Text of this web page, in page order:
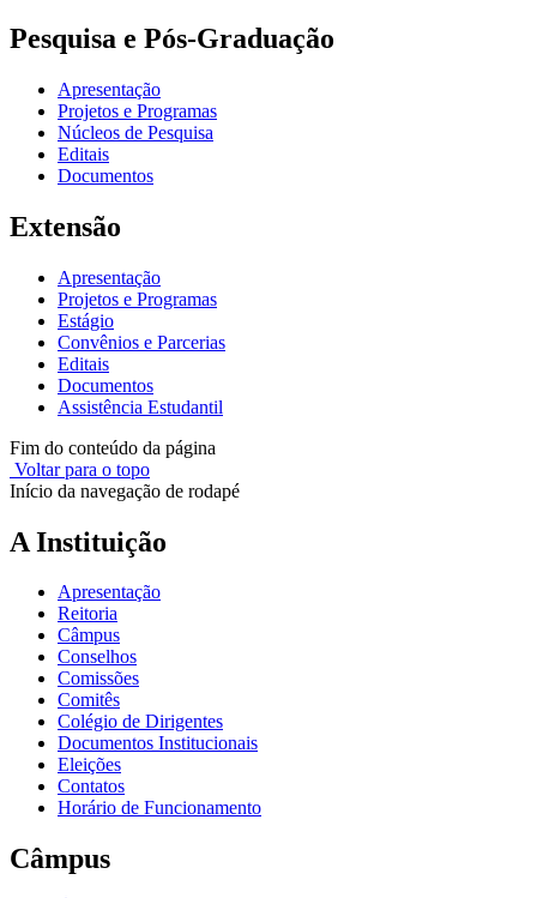
Pesquisa e Pós-Graduação
Apresentação
Projetos e Programas
Núcleos de Pesquisa
Editais
Documentos
Extensão
Apresentação
Projetos e Programas
Estágio
Convênios e Parcerias
Editais
Documentos
Assistência Estudantil
Fim do conteúdo da página
Voltar para o topo
Início da navegação de rodapé
A Instituição
Apresentação
Reitoria
Câmpus
Conselhos
Comissões
Comitês
Colégio de Dirigentes
Documentos Institucionais
Eleições
Contatos
Horário de Funcionamento
Câmpus